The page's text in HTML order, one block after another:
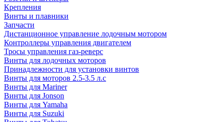
Крепления
Винты и плавники
Запчасти
Дистанционное управление лодочным мотором
Контроллеры управления двигателем
Тросы управления газ-реверс
Винты для лодочных моторов
Принадлежности для установки винтов
Винты для моторов 2.5-3.5 л.с
Винты для Mariner
Винты для Jonson
Винты для Yamaha
Винты для Suzuki